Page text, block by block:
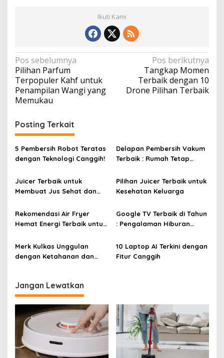
Ikuti Kami
N
a
v
i
g
a
s
i
o
Pos sebelumnya
Pilihan Parfum
Terpopuler Kahf untuk
Penampilan Wangi yang
Memukau
Pos berikutnya
Tangkap Momen
Terbaik dengan 10
Drone Pilihan Terbaik
Posting Terkait
5 Pembersih Robot Teratas
dengan Teknologi Canggih!
Delapan Pembersih Vakum
Terbaik : Rumah Tetap
Juicer Terbaik untuk
Membuat Jus Sehat dan
Pilihan Juicer Terbaik untuk
Kesehatan Keluarga
Rekomendasi Air Fryer
Hemat Energi Terbaik untuk
Google TV Terbaik di Tahun
: Pengalaman Hiburan
Luas!
Merk Kulkas Unggulan
dengan Ketahanan dan
10 Laptop AI Terkini dengan
Fitur Canggih
Jangan Lewatkan